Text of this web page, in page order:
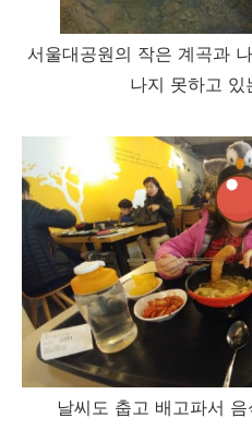
서울대공원의 작은 계곡과
나지 못하고 있
날씨도 춥고 배고파서